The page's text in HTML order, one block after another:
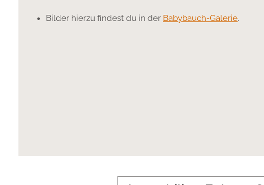
Bilder hierzu findest du in der Babybauch-Galerie.